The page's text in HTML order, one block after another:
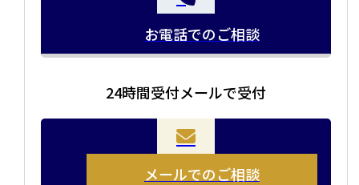
お品物をつめて送るだけで査定が可能です。時間が無い
方や、荷物が多い方へオススメです。
当店の査定員がご自宅に伺いその場で査定を致します。
まとめて売りたい！価値がわからなく売れるかわからな
お電話でのご相談
24時間受付メールで受付
メールでのご相談